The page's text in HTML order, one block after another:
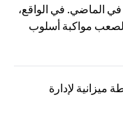
الماضي. في الواقع،
مواكبة أسلوب